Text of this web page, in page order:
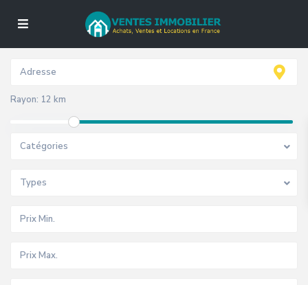
Rayon: 12 km
Catégories
Types